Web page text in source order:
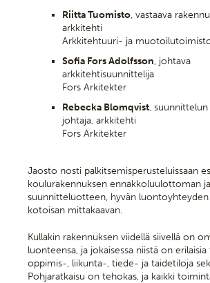
Riitta Tuomisto, vastaava
arkkitehti
Arkkitehtuuri- ja
Sofia Fors Adolfsson, johtava
arkkitehtisuunnittelija
Fors Arkitekter
Rebecka Blomqvist,
johtaja, arkkitehti
Fors Arkitekter
Jaosto nosti palkitsemisperusteluissaan
koulurakennuksen ennakkoluulottoman
suunnitteluotteen, hyvän luontoyhteyden
kotoisan mittakaavan.
Kullakin rakennuksen viidellä siivellä on
luonteensa, ja jokaisessa niistä on
oppimis-, liikunta-, tiede- ja taidetiloja
Pohjaratkaisu on tehokas, ja kaikki